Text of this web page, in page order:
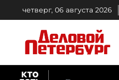
четверг, 06 августа 2026